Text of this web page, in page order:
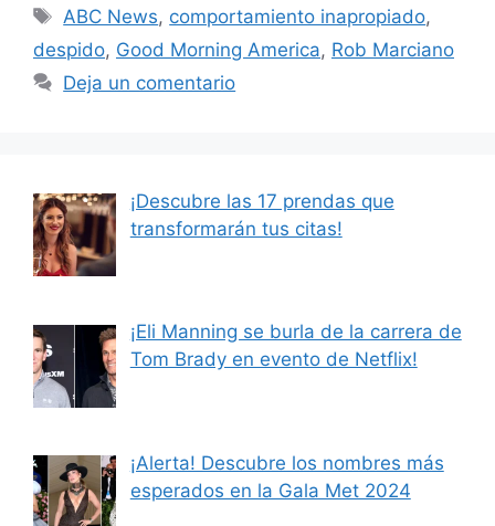
Etiquetas
ABC News, comportamiento inapropiado,
despido, Good Morning America, Rob Marciano
Deja un comentario
¡Descubre las 17 prendas que
transformarán tus citas!
¡Eli Manning se burla de la carrera de
Tom Brady en evento de Netflix!
¡Alerta! Descubre los nombres más
esperados en la Gala Met 2024